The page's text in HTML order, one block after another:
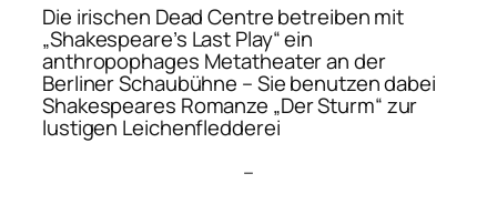
Die irischen Dead Centre betreiben mit
„Shakespeare’s Last Play“ ein
anthropophages Metatheater an der
Berliner Schaubühne – Sie benutzen dabei
Shakespeares Romanze „Der Sturm“ zur
lustigen Leichenfledderei
–